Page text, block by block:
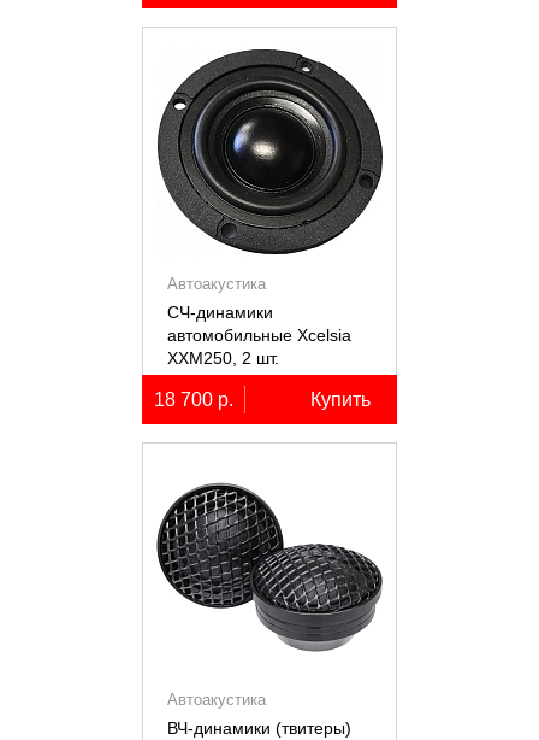
Автоакустика
СЧ-динамики
автомобильные Xcelsia
XXM250, 2 шт.
18 700 р. Купить
Автоакустика
ВЧ-динамики (твитеры)